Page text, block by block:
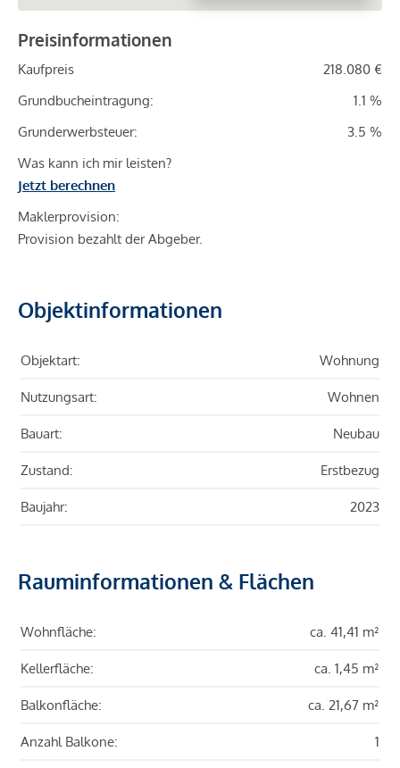
Preisinformationen
Kaufpreis
218.080 €
Grundbucheintragung:
1.1 %
Grunderwerbsteuer:
3.5 %
Was kann ich mir leisten?
Jetzt berechnen
Maklerprovision:
Provision bezahlt der Abgeber.
Objektinformationen
Objektart: Wohnung
Nutzungsart: Wohnen
Bauart: Neubau
Zustand: Erstbezug
Baujahr: 2023
Rauminformationen & Flächen
Wohnfläche: ca. 41,41 m²
Kellerfläche: ca. 1,45 m²
Balkonfläche: ca. 21,67 m²
Anzahl Balkone: 1